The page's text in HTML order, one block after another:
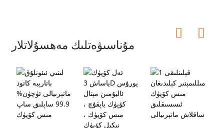
مۇناسىۋەتلىك مەھسۇلاتلار